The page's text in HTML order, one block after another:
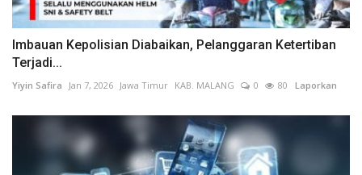
Imbauan Kepolisian Diabaikan, Pelanggaran Ketertiban
Terjadi...
Yiyin Safira Jan 7, 2026 Jawa Timur KAB. MALANG 0 80 Laporkan